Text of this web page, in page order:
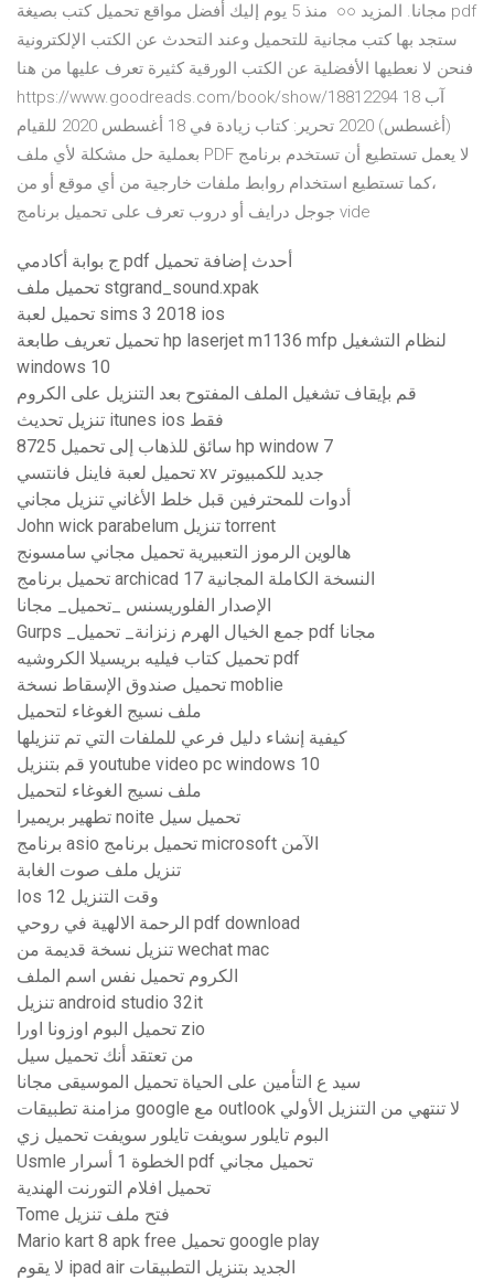
مجانا. المزيد ○○ منذ 5 يوم إليك أفضل مواقع تحميل كتب بصيغة pdf
ستجد بها كتب مجانية للتحميل وعند التحدث عن الكتب الإلكترونية
فنحن لا نعطيها الأفضلية عن الكتب الورقية كثيرة تعرف عليها من هنا
https://www.goodreads.com/book/show/18812294 18 آب
(أغسطس) 2020 تحرير: كتاب زيادة في 18 أغسطس 2020 للقيام
بعملية حل مشكلة لأي ملف PDF لا يعمل تستطيع أن تستخدم برنامج
،كما تستطيع استخدام روابط ملفات خارجية من أي موقع أو من
جوجل درايف أو دروب تعرف على تحميل برنامج vide
ج بوابة أكادمي pdf أحدث إضافة تحميل
تحميل ملف stgrand_sound.xpak
تحميل لعبة sims 3 2018 ios
تحميل تعريف طابعة hp laserjet m1136 mfp لنظام التشغيل
windows 10
قم بإيقاف تشغيل الملف المفتوح بعد التنزيل على الكروم
تنزيل تحديث itunes ios فقط
8725 سائق للذهاب إلى تحميل hp window 7
تحميل لعبة فاينل فانتسي xv جديد للكمبيوتر
أدوات للمحترفين قبل خلط الأغاني تنزيل مجاني
John wick parabelum تنزيل torrent
هالوين الرموز التعبيرية تحميل مجاني سامسونج
تحميل برنامج archicad 17 النسخة الكاملة المجانية
الإصدار الفلوريسنس _تحميل_ مجانا
Gurps _جمع الخيال الهرم زنزانة_ تحميل pdf مجانا
تحميل كتاب فيليه بريسيلا الكروشيه pdf
تحميل صندوق الإسقاط نسخة moblie
ملف نسيج الغوغاء لتحميل
كيفية إنشاء دليل فرعي للملفات التي تم تنزيلها
قم بتنزيل youtube video pc windows 10
ملف نسيج الغوغاء لتحميل
تطهير بريميرا noite تحميل سيل
برنامج asio تحميل برنامج microsoft الآمن
تنزيل ملف صوت الغابة
Ios 12 وقت التنزيل
الرحمة الالهية في روحي pdf download
تنزيل نسخة قديمة من wechat mac
الكروم تحميل نفس اسم الملف
تنزيل android studio 32it
تحميل البوم اوزونا اورا zio
من تعتقد أنك تحميل سيل
سيد ع التأمين على الحياة تحميل الموسيقى مجانا
مزامنة تطبيقات google مع outlook لا تنتهي من التنزيل الأولي
البوم تايلور سويفت تايلور سويفت تحميل زي
Usmle الخطوة 1 أسرار pdf تحميل مجاني
تحميل افلام التورنت الهندية
Tome فتح ملف تنزيل
Mario kart 8 apk free تحميل google play
لا يقوم ipad air الجديد بتنزيل التطبيقات